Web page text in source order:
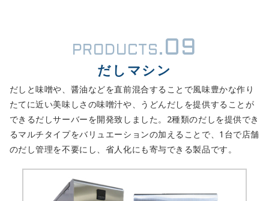
PRODUCTS. 09
だしマシン
だしと味噌や、醤油などを直前混合することで風味豊かな作り
たてに近い美味しさの味噌汁や、うどんだしを提供することが
できるだしサーバーを開発致しました。2種類のだしを提供でき
るマルチタイプをバリュエーションの加えることで、1台で店舗
のだし管理を不要にし、省人化にも寄与できる製品です。